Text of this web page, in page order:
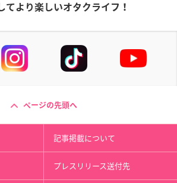
てより楽しいオタクライフ！
ページの先頭へ
記事掲載について
プレスリリース送付先